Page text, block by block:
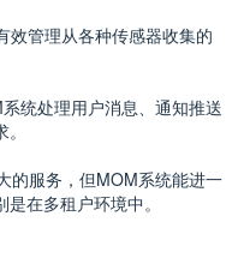
效管理从各种传感器收集的
统处理用户消息、通知推送
的服务，但MOM系统能进一
在多租户环境中。